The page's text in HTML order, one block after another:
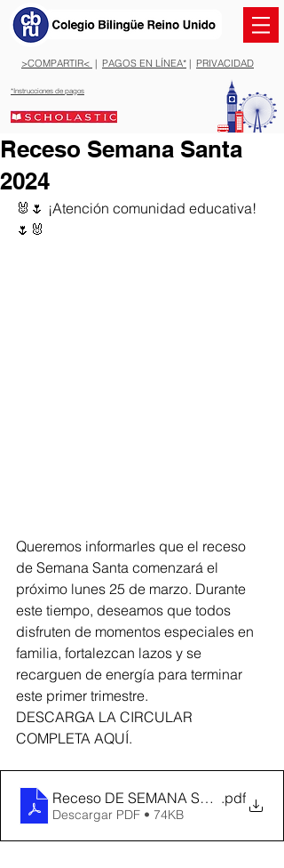
>COMPARTIR< | PAGOS EN LÍNEA* | PRIVACIDAD
*Instrucciones de pagos
Receso Semana Santa
2024
🐰🌷 ¡Atención comunidad educativa!
🌷🐰
Queremos informarles que el receso
de Semana Santa comenzará el
próximo lunes 25 de marzo. Durante
este tiempo, deseamos que todos
disfruten de momentos especiales en
familia, fortalezcan lazos y se
recarguen de energía para terminar
este primer trimestre.
DESCARGA LA CIRCULAR
COMPLETA AQUÍ.
Receso DE SEMANA SANTA 2024
.pdf
Descargar PDF • 74KB